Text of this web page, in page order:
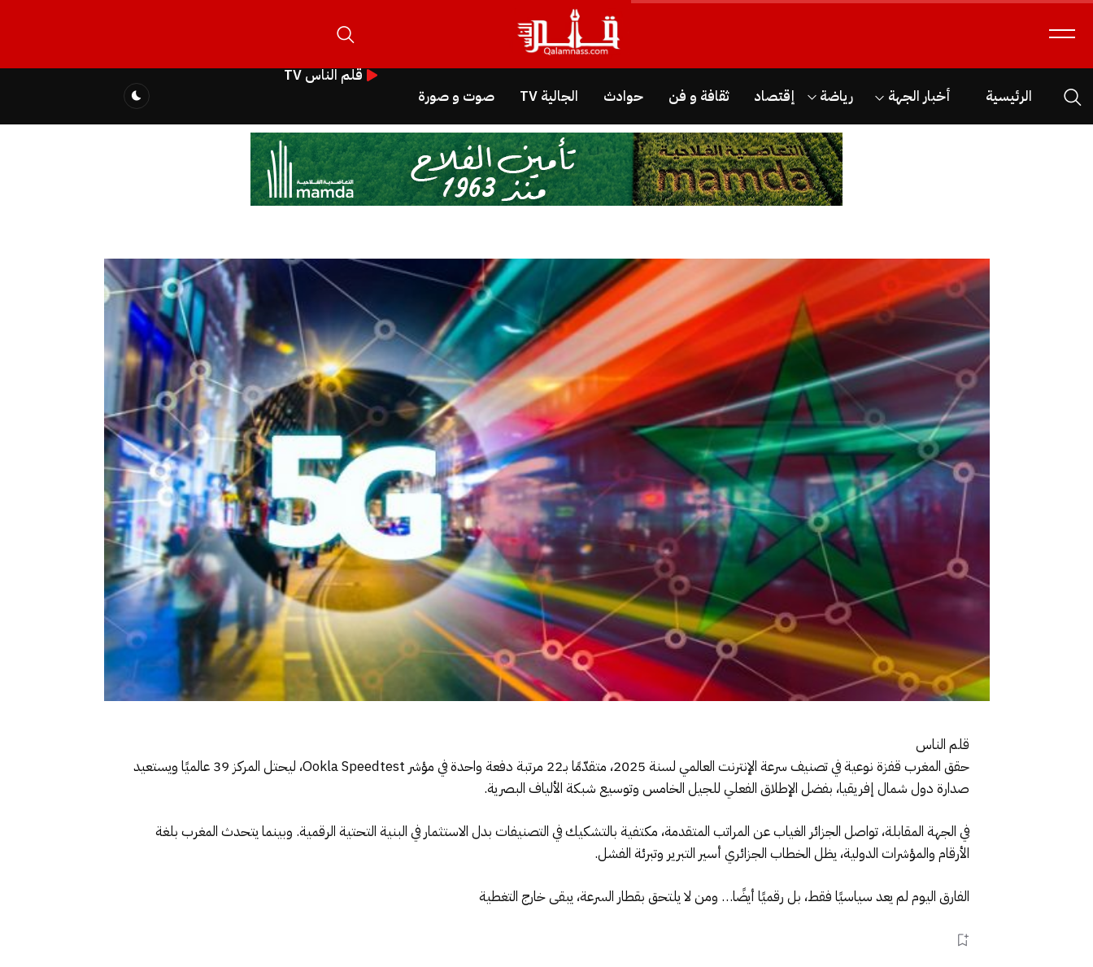
الرئيسية أخبار الجهة رياضة إقتصاد ثقافة و فن حوادث الجالية TV صوت و صورة
قلم الناس TV
قلم الناس
حقق المغرب قفزة نوعية في تصنيف سرعة الإنترنت العالمي لسنة 2025، متقدّمًا بـ22 مرتبة دفعة واحدة في مؤشر Ookla Speedtest، ليحتل المركز 39 عالميًا ويستعيد
صدارة دول شمال إفريقيا، بفضل الإطلاق الفعلي للجيل الخامس وتوسيع شبكة الألياف البصرية.
في الجهة المقابلة، تواصل الجزائر الغياب عن المراتب المتقدمة، مكتفية بالتشكيك في التصنيفات بدل الاستثمار في البنية التحتية الرقمية. وبينما يتحدث المغرب بلغة
الأرقام والمؤشرات الدولية، يظل الخطاب الجزائري أسير التبرير وتبرئة الفشل.
الفارق اليوم لم يعد سياسيًا فقط، بل رقميًا أيضًا… ومن لا يلتحق بقطار السرعة، يبقى خارج التغطية